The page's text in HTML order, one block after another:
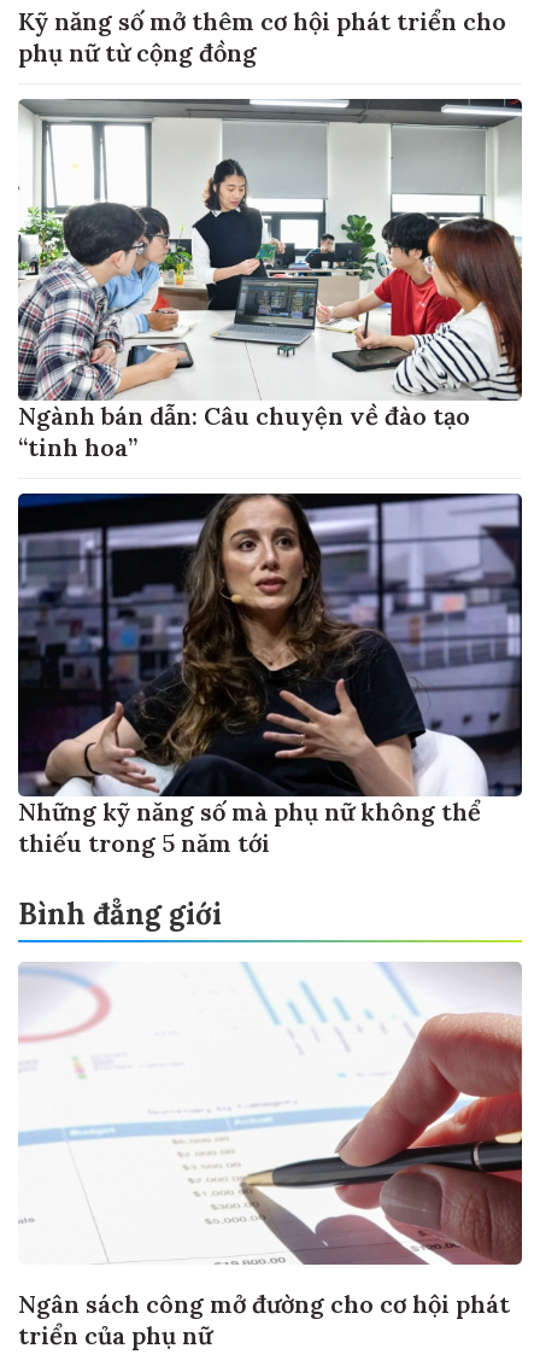
Kỹ năng số mở thêm cơ hội phát triển cho
phụ nữ từ cộng đồng
Ngành bán dẫn: Câu chuyện về đào tạo
“tinh hoa”
Những kỹ năng số mà phụ nữ không thể
thiếu trong 5 năm tới
Bình đẳng giới
Ngân sách công mở đường cho cơ hội phát
triển của phụ nữ